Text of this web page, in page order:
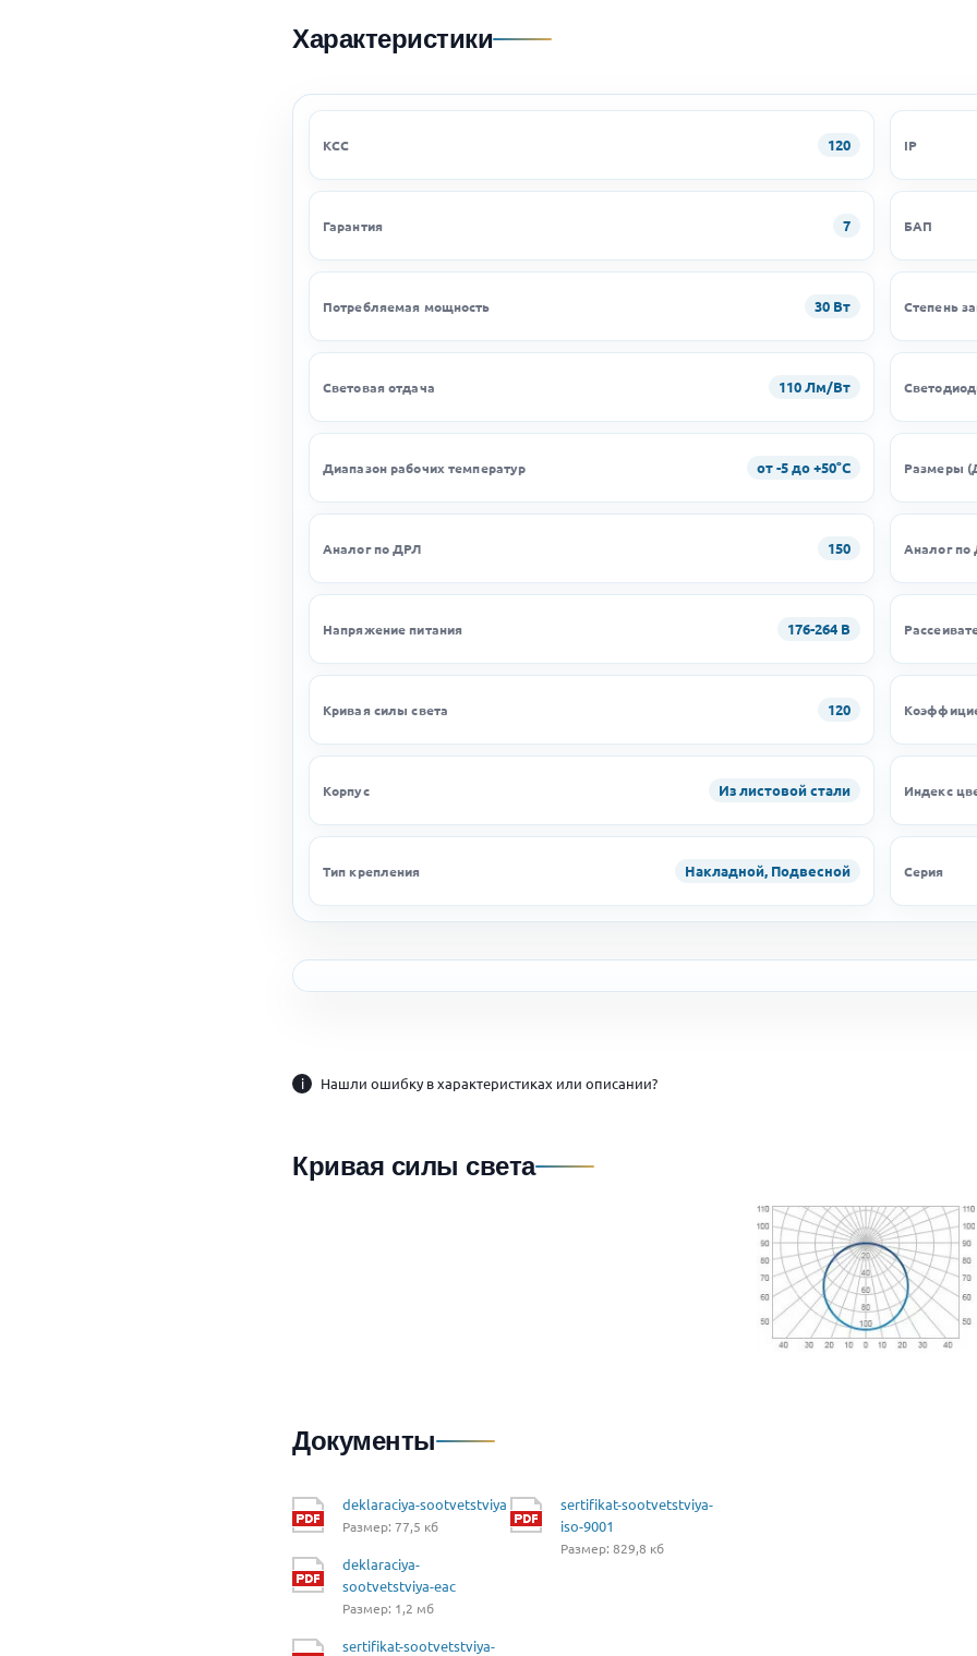
Характеристики
КСС 120 IP
Гарантия 7 БАП
Потребляемая мощность 30 Вт Степень
Световая отдача 110 Лм/Вт
Диапазон рабочих температур от -5 до +50°C Размеры
Аналог по ДРЛ 150 Аналог
Напряжение питания 176-264 В
Кривая силы света 120
Корпус Из листовой стали Индекс
Тип крепления Накладной, Подвесной Серия
i Нашли ошибку в характеристиках или описании?
Кривая силы света
Документы
deklaraciya-sootvetstviya
Размер: 77,5 кб
deklaraciya-
sootvetstviya-eac
Размер: 1,2 мб
sertifikat-sootvetstviya-
sertifikat-sootvetstviya-
iso-9001
Размер: 829,8 кб